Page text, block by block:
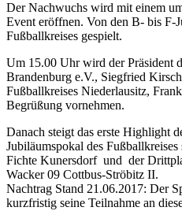
Der Nachwuchs wird mit einem
Event eröffnen. Von den B- bis F-
Fußballkreises gespielt.
Um 15.00 Uhr wird der Präsident
Brandenburg e.V., Siegfried
Fußballkreises Niederlausitz,
Begrüßung vornehmen.
Danach steigt das erste Highlight
Jubiläumspokal des
Fichte Kunersdorf und der
Wacker 09 Cottbus-Ströbitz II.
Nachtrag Stand 21.06.2017: Der
kurzfristig seine Teilnahme an